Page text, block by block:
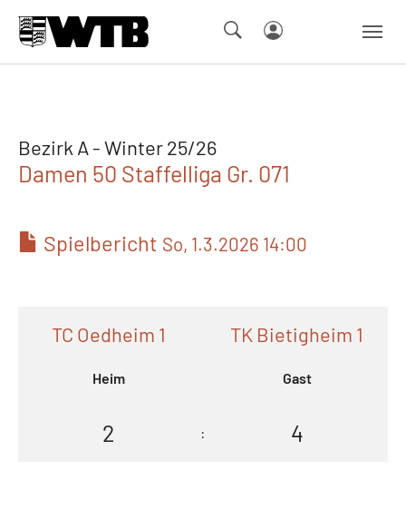
Bezirk A - Winter 25/26
Damen 50 Staffelliga Gr. 071
Spielbericht So, 1.3.2026 14:00
TC Oedheim 1
Heim
TK Bietigheim 1
Gast
2 : 4